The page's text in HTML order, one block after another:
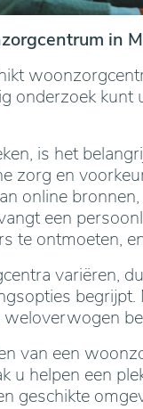
in
onderzoek
is het
zorg en
online
een
te ontmoeten,
variëren,
van een
u helpen een
geschikte